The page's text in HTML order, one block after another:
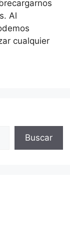
Al
cualquier
Buscar